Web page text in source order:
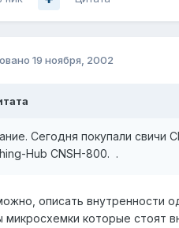
19 ноября, 2002
Сегодня покупали свичи
Hub CNSH-800. .
описать внутренности
микросхемки которые стоят